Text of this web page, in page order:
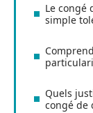
Le congé
simple
Quels
congé de